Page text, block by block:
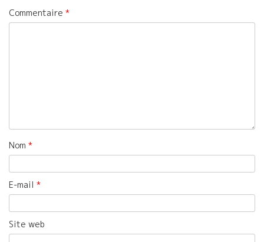
Commentaire *
Nom *
E-mail *
Site web